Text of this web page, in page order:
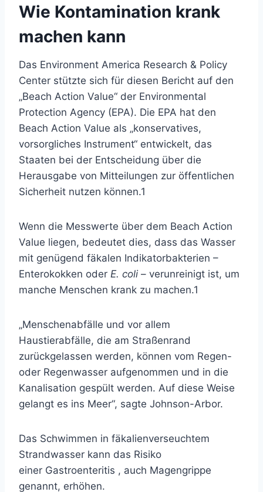
Wie Kontamination krank
machen kann
Das Environment America Research & Policy
Center stützte sich für diesen Bericht auf den
„Beach Action Value“ der Environmental
Protection Agency (EPA). Die EPA hat den
Beach Action Value als „konservatives,
vorsorgliches Instrument“ entwickelt, das
Staaten bei der Entscheidung über die
Herausgabe von Mitteilungen zur öffentlichen
Sicherheit nutzen können.1
Wenn die Messwerte über dem Beach Action
Value liegen, bedeutet dies, dass das Wasser
mit genügend fäkalen Indikatorbakterien –
Enterokokken oder E. coli – verunreinigt ist, um
manche Menschen krank zu machen.1
„Menschenabfälle und vor allem
Haustierabfälle, die am Straßenrand
zurückgelassen werden, können vom Regen-
oder Regenwasser aufgenommen und in die
Kanalisation gespült werden. Auf diese Weise
gelangt es ins Meer“, sagte Johnson-Arbor.
Das Schwimmen in fäkalienverseuchtem
Strandwasser kann das Risiko
einer Gastroenteritis , auch Magengrippe
genannt, erhöhen.